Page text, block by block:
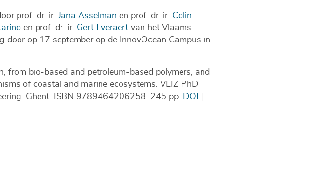
prof. dr. ir. Jana Asselman en prof. dr. ir. Colin
en prof. dr. ir. Gert Everaertvan het Vlaams
door op 17 september op de InnovOcean Campus in
from bio-based and petroleum-based polymers, and
of coastal and marine ecosystems. VLIZ PhD
Ghent. ISBN 9789464206258. 245 pp. DOI